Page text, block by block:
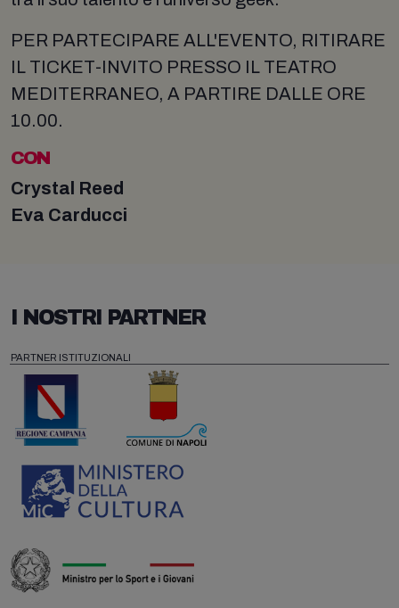
PER PARTECIPARE ALL'EVENTO, RITIRARE
IL TICKET-INVITO PRESSO IL TEATRO
MEDITERRANEO, A PARTIRE DALLE ORE
10.00.
CON
Crystal Reed
Eva Carducci
I NOSTRI PARTNER
PARTNER ISTITUZIONALI